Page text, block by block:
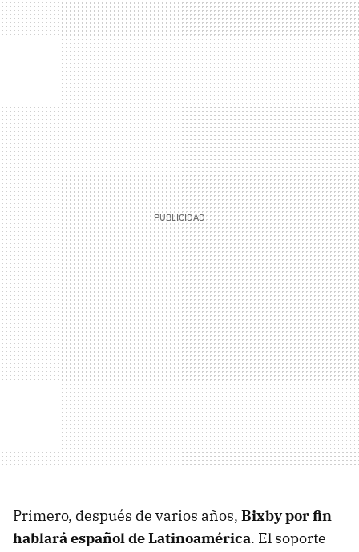
Primero, después de varios años, Bixby por fin
hablará español de Latinoamérica. El soporte